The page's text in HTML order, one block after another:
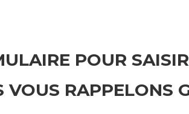
POUR
VOUS RAPPELONS